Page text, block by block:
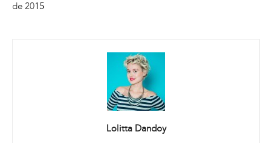
de 2015
Lolitta Dandoy